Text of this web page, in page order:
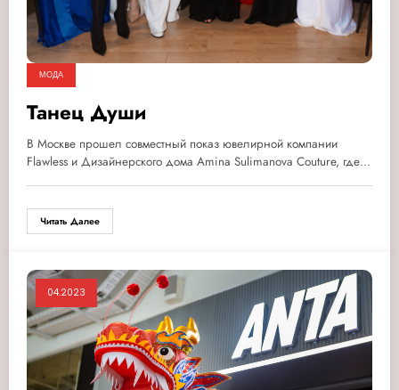
МОДА
Танец Души
В Москве прошел совместный показ ювелирной компании
Flawless и Дизайнерского дома Amina Sulimanova Couture, где…
Читать Далее
04.2023